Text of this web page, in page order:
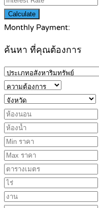
Calculate
Monthly Payment:
ค้นหา ที่คุณต้องการ